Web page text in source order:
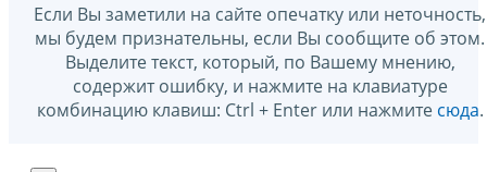
Если Вы заметили на сайте опечатку или неточность,
мы будем признательны, если Вы сообщите об этом.
Выделите текст, который, по Вашему мнению,
содержит ошибку, и нажмите на клавиатуре
комбинацию клавиш: Ctrl + Enter или нажмите сюда.